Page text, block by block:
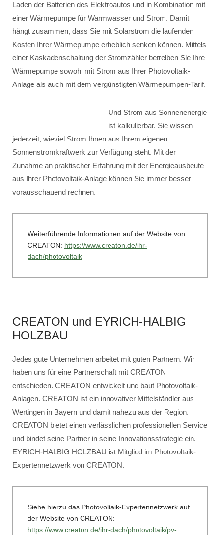
Laden der Batterien des Elektroautos und in Kombination mit
einer Wärmepumpe für Warmwasser und Strom. Damit
hängt zusammen, dass Sie mit Solarstrom die laufenden
Kosten Ihrer Wärmepumpe erheblich senken können. Mittels
einer Kaskadenschaltung der Stromzähler betreiben Sie Ihre
Wärmepumpe sowohl mit Strom aus Ihrer Photovoltaik-
Anlage als auch mit dem vergünstigten Wärmepumpen-Tarif.
Und Strom aus Sonnenenergie
ist kalkulierbar. Sie wissen
jederzeit, wieviel Strom Ihnen aus Ihrem eigenen
Sonnenstromkraftwerk zur Verfügung steht. Mit der
Zunahme an praktischer Erfahrung mit der Energieausbeute
aus Ihrer Photovoltaik-Anlage können Sie immer besser
vorausschauend rechnen.
Weiterführende Informationen auf der Website von
CREATON: https://www.creaton.de/ihr-
dach/photovoltaik
CREATON und EYRICH-HALBIG
HOLZBAU
Jedes gute Unternehmen arbeitet mit guten Partnern. Wir
haben uns für eine Partnerschaft mit CREATON
entschieden. CREATON entwickelt und baut Photovoltaik-
Anlagen. CREATON ist ein innovativer Mittelständler aus
Wertingen in Bayern und damit nahezu aus der Region.
CREATON bietet einen verlässlichen professionellen Service
und bindet seine Partner in seine Innovationsstrategie ein.
EYRICH-HALBIG HOLZBAU ist Mitglied im Photovoltaik-
Expertennetzwerk von CREATON.
Siehe hierzu das Photovoltaik-Expertennetzwerk auf
der Website von CREATON:
https://www.creaton.de/ihr-dach/photovoltaik/pv-